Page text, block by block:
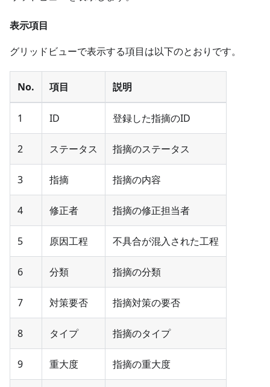
表示項目
グリッドビューで表示する項目は以下のとおりです。
No. 項目 説明
1 ID 登録した指摘のID
2 ステータス 指摘のステータス
3 指摘 指摘の内容
4 修正者 指摘の修正担当者
5 原因工程 不具合が混入された工程
6 分類 指摘の分類
7 対策要否 指摘対策の要否
8 タイプ 指摘のタイプ
9 重大度 指摘の重大度